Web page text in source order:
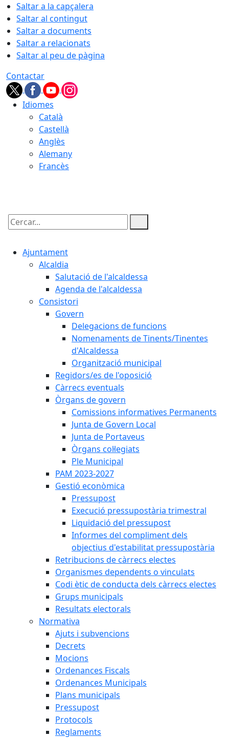
Saltar a la capçalera
Saltar al contingut
Saltar a documents
Saltar a relacionats
Saltar al peu de pàgina
Contactar
Idiomes
Català
Castellà
Anglès
Alemany
Francès
Cercar:
Ajuntament
Alcaldia
Salutació de l'alcaldessa
Agenda de l'alcaldessa
Consistori
Govern
Delegacions de funcions
Nomenaments de Tinents/Tinentes
d'Alcaldessa
Organització municipal
Regidors/es de l'oposició
Càrrecs eventuals
Òrgans de govern
Comissions informatives Permanents
Junta de Govern Local
Junta de Portaveus
Òrgans col·legiats
Ple Municipal
PAM 2023-2027
Gestió econòmica
Pressupost
Execució pressupostària trimestral
Liquidació del pressupost
Informes del compliment dels
objectius d'estabilitat pressupostària
Retribucions de càrrecs electes
Organismes dependents o vinculats
Codi ètic de conducta dels càrrecs electes
Grups municipals
Resultats electorals
Normativa
Ajuts i subvencions
Decrets
Mocions
Ordenances Fiscals
Ordenances Municipals
Plans municipals
Pressupost
Protocols
Reglaments